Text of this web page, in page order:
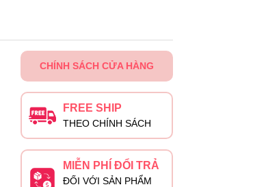
CHÍNH SÁCH CỬA HÀNG
FREE SHIP
THEO CHÍNH SÁCH
MIỄN PHÍ ĐỔI TRẢ
ĐỐI VỚI SẢN PHẨM